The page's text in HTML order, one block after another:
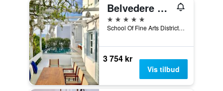
Belvedere Hotel - The Leading Hotels of the World
5 stjerner
School Of Fine Arts District, Mykonos, Hellas
3 754 kr
Vis tilbud